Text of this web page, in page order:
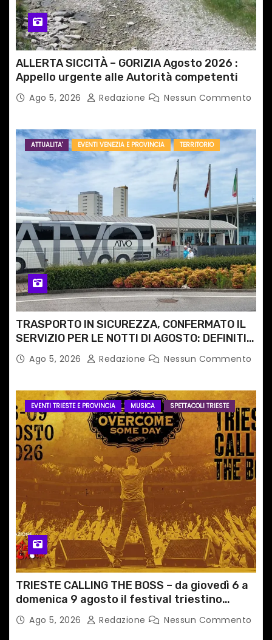
ALLERTA SICCITÀ – GORIZIA Agosto 2026 :
Appello urgente alle Autorità competenti
Ago 5, 2026 Redazione Nessun Commento
ATTUALITA' EVENTI VENEZIA E PROVINCIA TERRITORIO
TRASPORTO IN SICUREZZA, CONFERMATO IL
SERVIZIO PER LE NOTTI DI AGOSTO: DEFINITI
PERCORSI, FERMATE E ORARIO
Ago 5, 2026 Redazione Nessun Commento
EVENTI TRIESTE E PROVINCIA MUSICA SPETTACOLI TRIESTE
TRIESTE CALLING THE BOSS – da giovedì 6 a
domenica 9 agosto il festival triestino
dedicato a Springsteen
Ago 5, 2026 Redazione Nessun Commento